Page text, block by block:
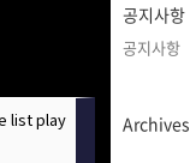
글
공지사항
공지사항
Archives